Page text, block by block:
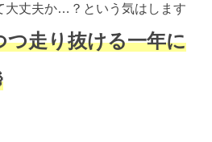
大丈夫か…？という気はします
つ走り抜ける一年に